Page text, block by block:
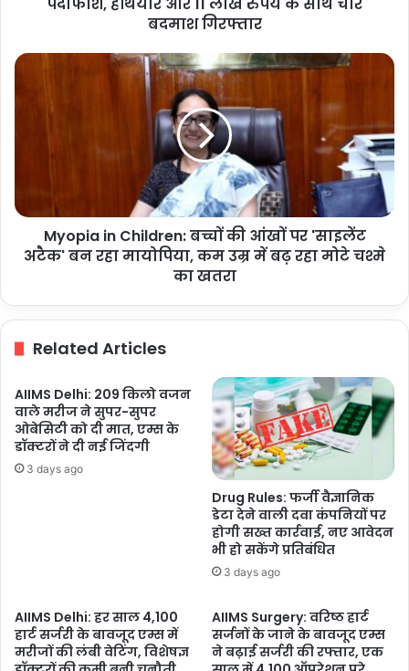
के
पर्दाफाश, हथियार और 11 लाख रुपये के साथ चार
बदमाश गिरफ्तार
Myopia
Children:
अटैक'
रहा
मोटे
चश्मे
का
खतरा
Myopia in Children: बच्चों की आंखों पर 'साइलेंट
अटैक' बन रहा मायोपिया, कम उम्र में बढ़ रहा मोटे चश्मे
का खतरा
Related Articles
AIIMS Delhi: 209 किलो वजन
वाले मरीज ने सुपर-सुपर
ओबेसिटी को दी मात, एम्स के
डॉक्टरों ने दी नई जिंदगी
3 days ago
Drug Rules: फर्जी वैज्ञानिक
डेटा देने वाली दवा कंपनियों पर
होगी सख्त कार्रवाई, नए आवेदन
भी हो सकेंगे प्रतिबंधित
3 days ago
AIIMS Delhi: हर साल 4,100
हार्ट सर्जरी के बावजूद एम्स में
मरीजों की लंबी वेटिंग, विशेषज्ञ
AIIMS Surgery: वरिष्ठ हार्ट
सर्जनों के जाने के बावजूद एम्स
ने बढ़ाई सर्जरी की रफ्तार, एक